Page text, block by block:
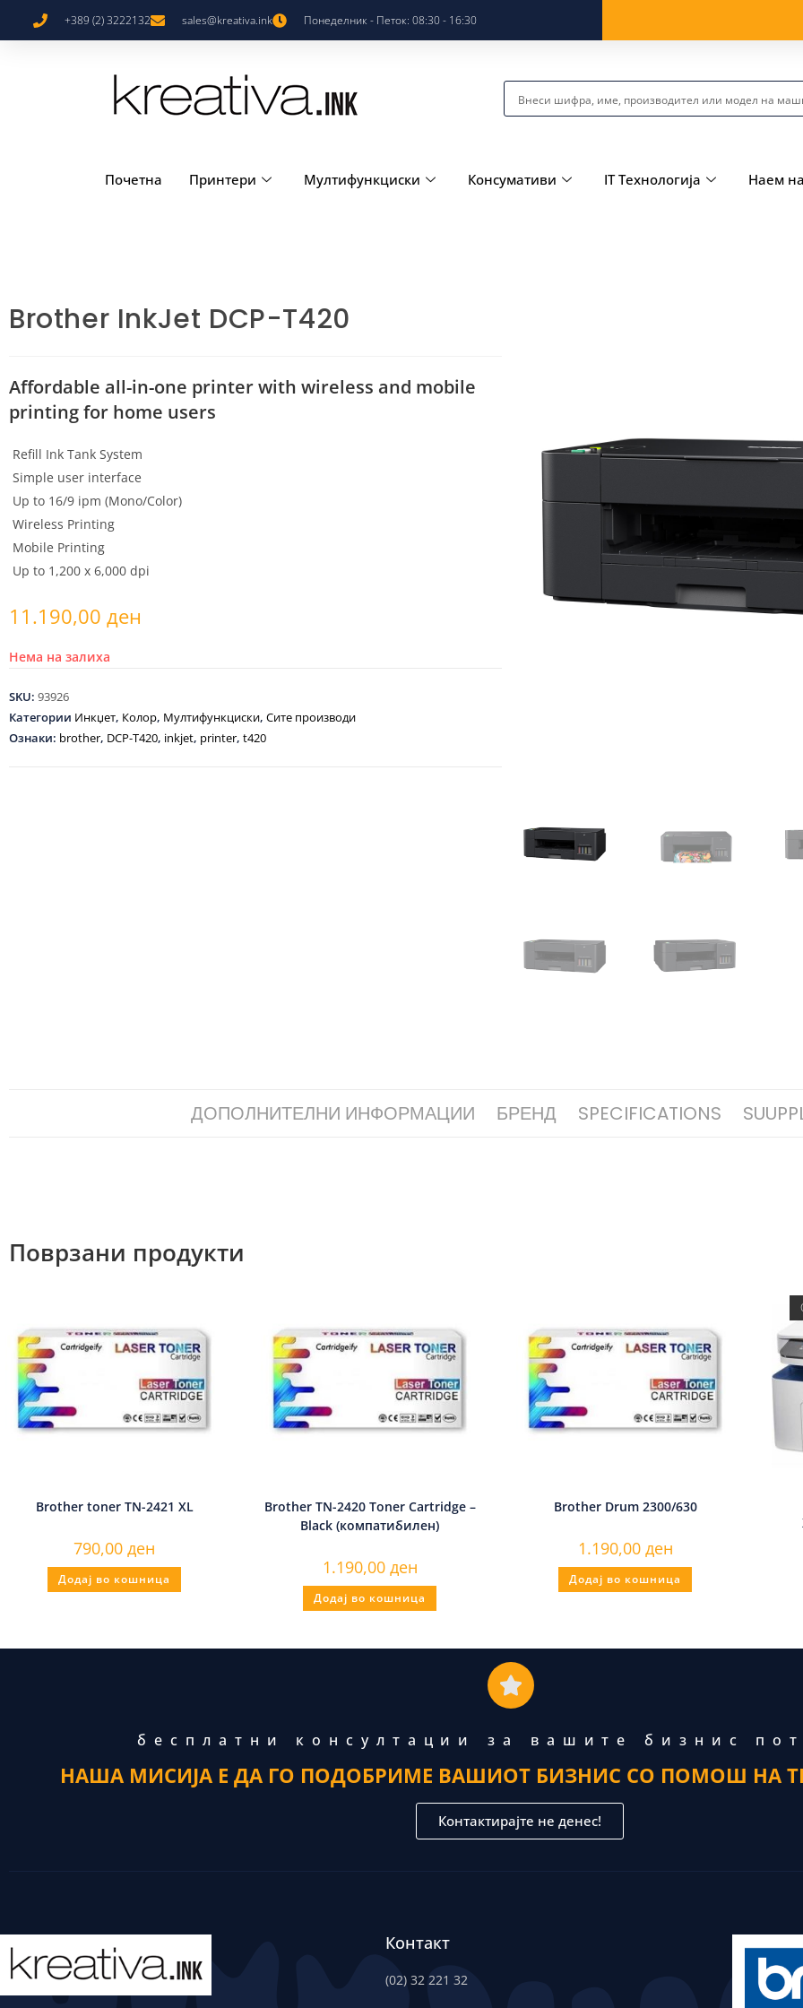
+389 (2) 3222132 sales@kreativa.ink Понеделник - Петок: 08:30 - 16:30
Почетна Принтери Мултифункциски Консумативи IT Технологија Наем
Brother InkJet DCP-T420
Affordable all-in-one printer with wireless and mobile
printing for home users
Refill Ink Tank System
Simple user interface
Up to 16/9 ipm (Mono/Color)
Wireless Printing
Mobile Printing
Up to 1,200 x 6,000 dpi
11.190,00 ден
Нема на залиха
SKU: 93926
Категории Инкџет, Колор, Мултифункциски, Сите производи
Ознаки: brother, DCP-T420, inkjet, printer, t420
ДОПОЛНИТЕЛНИ ИНФОРМАЦИИ БРЕНД SPECIFICATIONS
Поврзани продукти
Brother toner TN-2421 XL
790,00 ден
Додај во кошница
Brother TN-2420 Toner Cartridge –
Black (компатибилен)
1.190,00 ден
Додај во кошница
Brother Drum 2300/630
1.190,00 ден
Додај во кошница
бесплатни консултации за вашите бизнис
НАША МИСИЈА Е ДА ГО ПОДОБРИМЕ ВАШИОТ БИЗНИС СО ПОМОШ НА
Контактирајте не денес!
Контакт
(02) 32 221 32